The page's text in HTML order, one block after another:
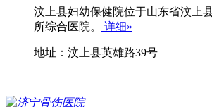
汶上县妇幼保健院位于山东省汶上
所综合医院。
详细»
地址：汶上县英雄路39号